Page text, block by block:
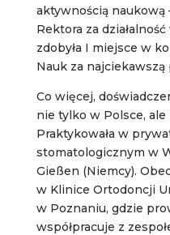
aktywnością naukową
Rektora za
zdobyła I miejsce w
Nauk za najciekawszą
Co więcej,
nie tylko w Polsce, ale
Praktykowała w
stomatologicznym w
Gießen (Niemcy).
w Klinice Ortodoncji
w Poznaniu, gdzie
współpracuje z